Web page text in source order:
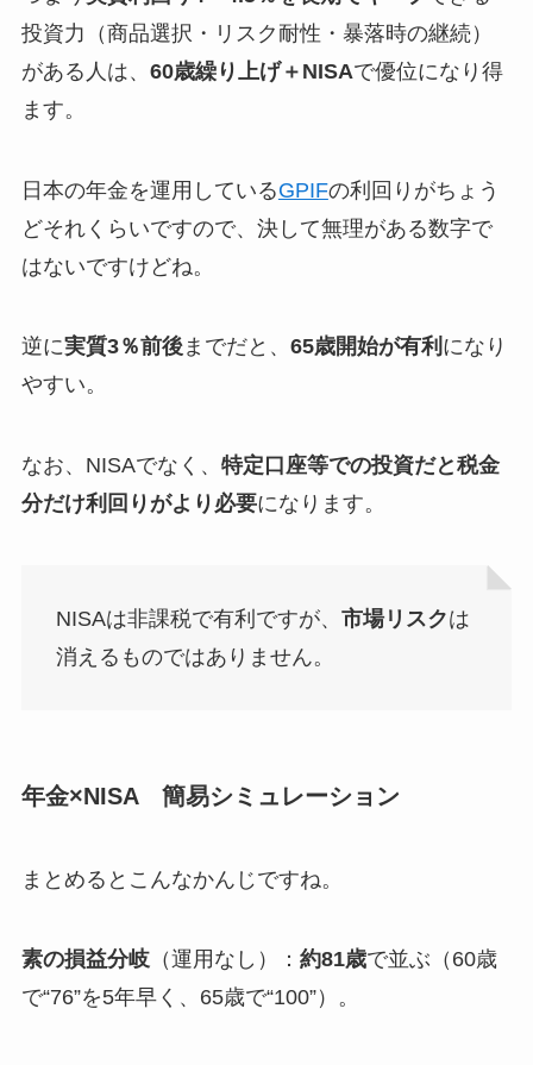
投資力（商品選択・リスク耐性・暴落時の継続）
がある人は、 60歳繰り上げ＋NISAで優位になり得
ます。
日本の年金を運用しているGPIFの利回りがちょう
どそれくらいですので、決して無理がある数字で
はないですけどね。
逆に実質3％前後までだと、 65歳開始が有利 になり
やすい。
なお、NISAでなく、 特定口座等での投資だと税金
分だけ利回りがより必要になります。
NISAは非課税で有利ですが、 市場リスクは
消えるものではありません。
年金×NISA 簡易シミュレーション
まとめるとこんなかんじですね。
素の損益分岐（運用なし）： 約81歳で並ぶ（60歳
で“76”を5年早く、65歳で“100”）。